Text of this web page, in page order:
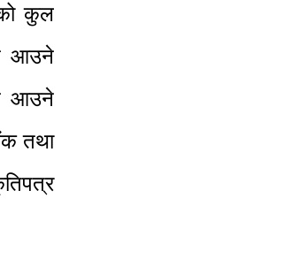
कुल
आउने
आउने
तथा